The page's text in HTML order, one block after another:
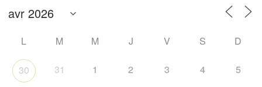
L M M J V S D
30 31 1 2 3 4 5